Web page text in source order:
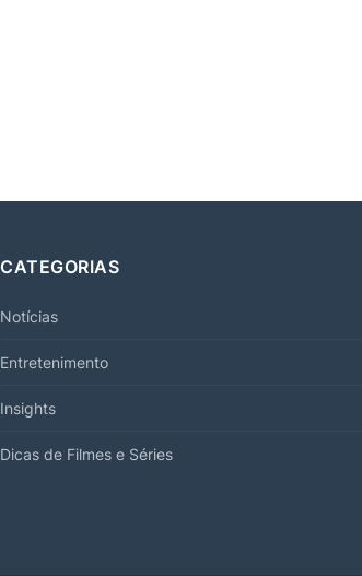
CATEGORIAS
Notícias
Entretenimento
Insights
Dicas de Filmes e Séries